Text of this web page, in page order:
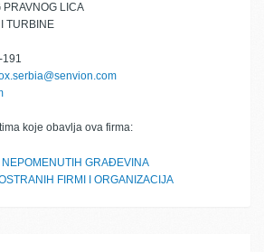
LICA
TURBINE
191
koje obavlja ova firma:
NEPOMENUTIH GRAĐEVINA
FIRMI I ORGANIZACIJA